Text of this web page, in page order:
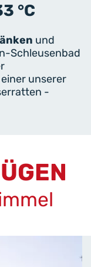
°C
und
Schleusenbad
unserer
-